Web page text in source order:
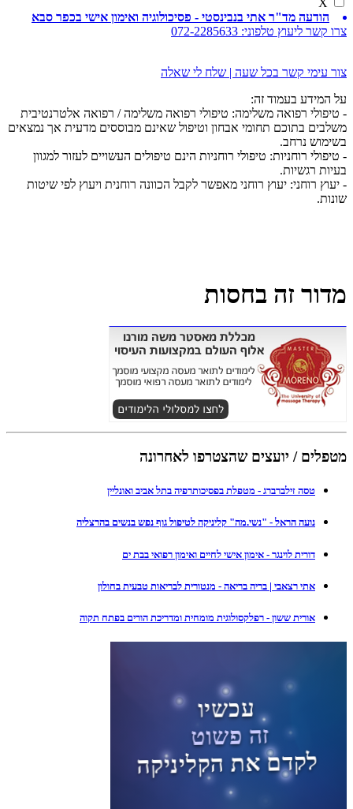
X
הודעה מד"ר אתי בנבינסטי - פסיכולוגיה ואימון אישי בכפר סבא
צרו קשר ליעוץ טלפוני: 072-2285633
צור עימי קשר בכל שעה | שלח לי שאלה
על המידע בעמוד זה:
- טיפולי רפואה משלימה: טיפולי רפואה משלימה / רפואה אלטרנטיבית
משלבים בתוכם תחומי אבחון וטיפול שאינם מבוססים מדעית אך נמצאים
בשימוש נרחב.
- טיפולי רוחניות: טיפולי רוחניות הינם טיפולים העשויים לעזור למגוון
בעיות רגשיות.
- יעוץ רוחני: יעוץ רוחני מאפשר לקבל הכוונה רוחנית ויעוץ לפי שיטות
שונות.
מדור זה בחסות
מטפלים / יועצים שהצטרפו לאחרונה
טסה זילברברג - מטפלת בפסיכותרפיה בתל אביב ואונליין
נועה הראל - "נשי.מה" קליניקה לטיפול גוף נפש בנשים בהרצליה
דורית לוינגר - אימון אישי לחיים ואימון רפואי בבת ים
אתי רצאבי | בריה בריאה - מנטורית לבריאות טבעית בחולון
אורית ששון - רפלקסולוגית מומחית ומדריכת הורים בפתח תקוה